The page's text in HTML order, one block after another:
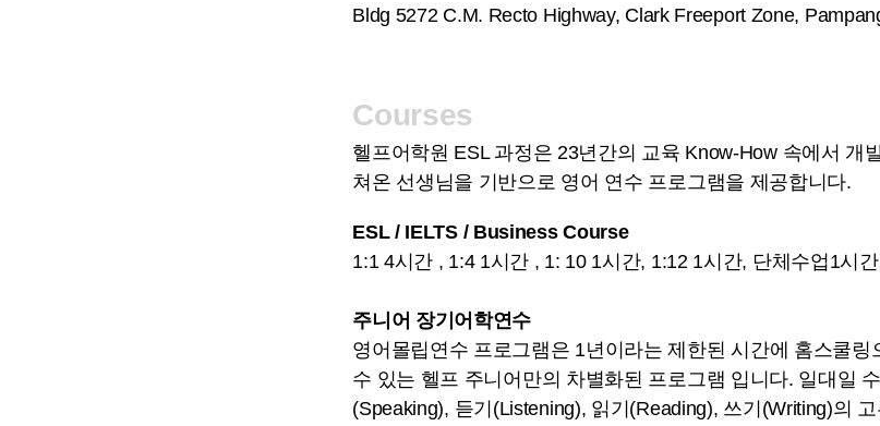
Bldg 5272 C.M. Recto Highway, Clark Freeport Zone,
Courses
헬프어학원 ESL 과정은 23년간의 교육 Know-How 속에서
쳐온 선생님을 기반으로 영어 연수 프로그램을 제공합니다.
ESL / IELTS / Business Course
1:1 4시간 , 1:4 1시간 , 1: 10 1시간, 1:12 1시간, 단체수업 1시간
주니어 장기어학연수
영어몰립연수 프로그램은 1년이라는 제한된 시간에 홈스쿨
수 있는 헬프 주니어만의 차별화된 프로그램 입니다. 일대일
(Speaking), 듣기(Listening), 읽기(Reading), 쓰기(Writing)의